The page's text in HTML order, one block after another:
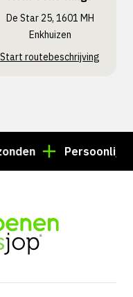
De Star 25, 1601 MH
Enkhuizen
Start routebeschrijving
Persoonlijk